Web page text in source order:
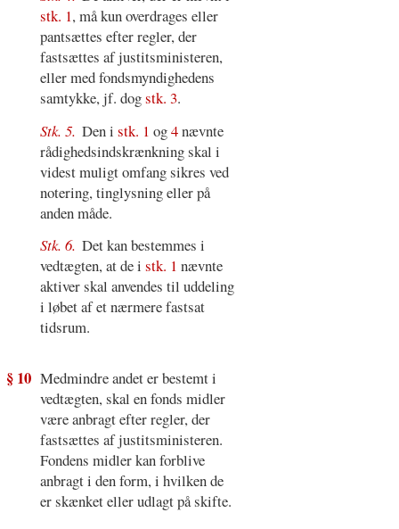
stk. 1, må kun overdrages eller
pantsættes efter regler, der
fastsættes af justitsministeren,
eller med fondsmyndighedens
samtykke, jf. dogstk. 3.
Stk. 5. Den istk. 1 og4nævnte
rådighedsindskrænkning skal i
videst muligt omfang sikres ved
notering, tinglysning eller på
anden måde.
Stk. 6. Det kan bestemmes i
vedtægten, at de i stk. 1 nævnte
aktiver skal anvendes til uddeling
i løbet af et nærmere fastsat
tidsrum.
§ 10 Medmindre andet er bestemt i
vedtægten, skal en fonds midler
være anbragt efter regler, der
fastsættes af justitsministeren.
Fondens midler kan forblive
anbragt i den form, i hvilken de
er skænket eller udlagt på skifte.